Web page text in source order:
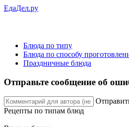
ЕдаДел.ру
Блюда по типу
Блюда по способу
Праздничные блюда
Отправьте сообщение об
Рецепты по типам блюд